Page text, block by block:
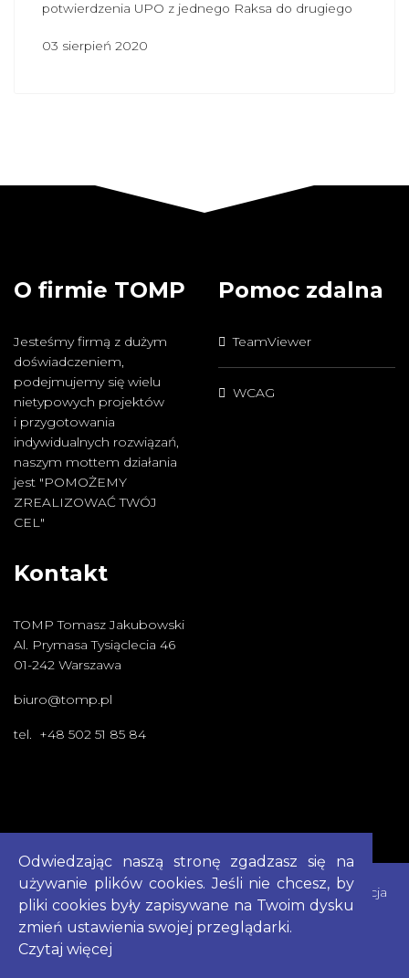
potwierdzenia UPO z jednego Raksa do drugiego
03 sierpień 2020
O firmie TOMP
Jesteśmy firmą z dużym
doświadczeniem,
podejmujemy się wielu
nietypowych projektów
i przygotowania
indywidualnych rozwiązań,
naszym mottem działania
jest "POMOŻEMY
ZREALIZOWAĆ TWÓJ
CEL"
Pomoc zdalna
TeamViewer
WCAG
Kontakt
TOMP Tomasz Jakubowski
Al. Prymasa Tysiąclecia 46
01-242 Warszawa
biuro@tomp.pl
tel. +48 502 51 85 84
Cookies|Polityka Prywatności|Mapa Strony|Deklaracja
Dostepności
Odwiedzając naszą stronę zgadzasz się na
używanie plików cookies. Jeśli nie chcesz, by
pliki cookies były zapisywane na Twoim dysku
zmień ustawienia swojej przeglądarki.
Czytaj więcej